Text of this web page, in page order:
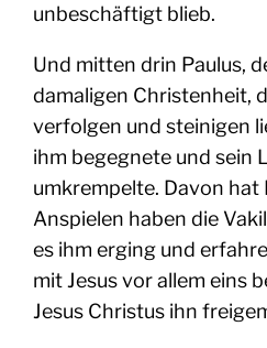
unbeschäftigt blieb.
Und mitten drin Paulus,
damaligen Christenheit,
verfolgen und steinigen
ihm begegnete und sein
umkrempelte. Davon hat
Anspielen haben die
es ihm erging und
mit Jesus vor allem eins
Jesus Christus ihn